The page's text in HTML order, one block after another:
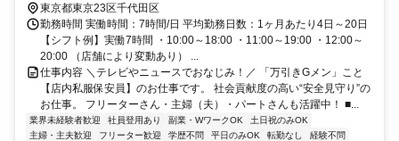
東京都東京23区千代田区
勤務時間 実働時間：7時間/日 平均勤務日数：1ヶ月あたり4日～20日
【シフト例】実働7時間 ・10:00～18:00 ・11:00～19:00 ・12:00～
20:00 （店舗により変動あり） ...
仕事内容 ＼テレビやニュースでおなじみ！／ 「万引きGメン」こと
【店内私服保安員】のお仕事です。 社会貢献度の高い“安全見守り”の
お仕事。 フリーターさん・主婦（夫）・パートさんも活躍中！ ■...
業界未経験者歓迎 社員登用あり 副業・WワークOK
土日祝のみOK
主婦・主夫歓迎
フリーター歓迎 学歴不問 平日のみOK 転勤なし
経験不問